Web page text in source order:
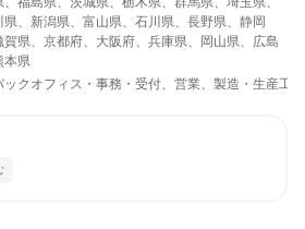
、新潟県、富山県、石川県、長野県、静岡
県、京都府、大阪府、兵庫県、岡山県、広島
本県
クオフィス・事務・受付、営業、製造・生産工